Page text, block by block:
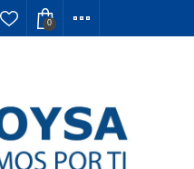
0